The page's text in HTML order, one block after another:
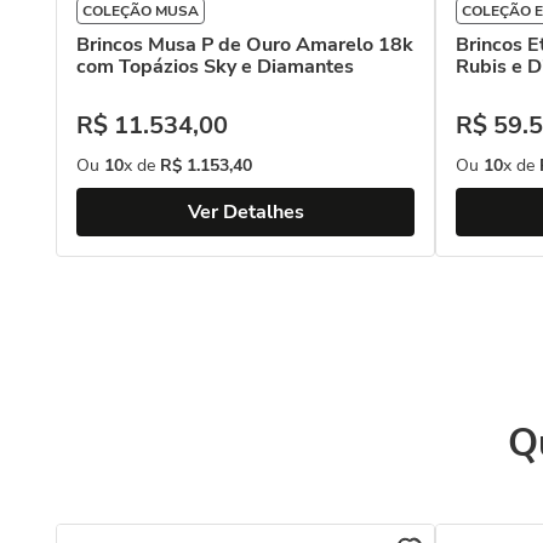
COLEÇÃO MUSA
Brincos Musa P de Ouro Amarelo 18k
com Topázios Sky e Diamantes
R$ 11.534,00
Ou 10x de R$ 1.153,40
Ver Detalhes
COLEÇÃO
Brincos
Rubis e
R$ 59.
Ou 10x de